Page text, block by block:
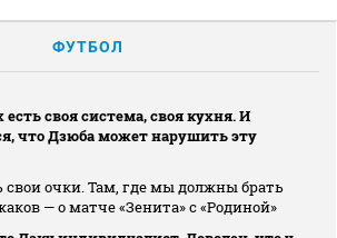
ФУТБОЛ
есть своя система, своя кухня. И
что Дзюба может нарушить эту
свои очки. Там, где мы должны брать
— о матче «Зенита» с «Родиной»